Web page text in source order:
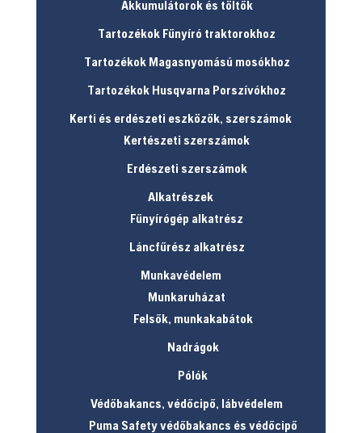
Akkumulátorok és töltők
Tartozékok Fűnyíró traktorokhoz
Tartozékok Magasnyomású mosókhoz
Tartozékok Husqvarna Porszívókhoz
Kerti és erdészeti eszközök, szerszámok
Kertészeti szerszámok
Erdészeti szerszámok
Alkatrészek
Fűnyírógép alkatrész
Láncfűrész alkatrész
Munkavédelem
Munkaruházat
Felsők, munkakabátok
Nadrágok
Pólók
Védőbakancs, védőcipő, lábvédelem
Puma Safety védőbakancs és védőcipő